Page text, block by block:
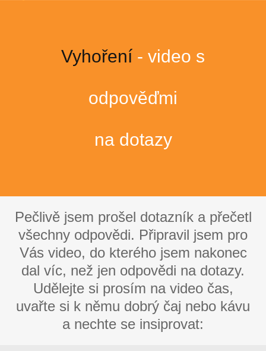
Vyhoření - video s
odpověďmi
na dotazy
Pečlivě jsem prošel dotazník a přečetl
všechny odpovědi. Připravil jsem pro
Vás video, do kterého jsem nakonec
dal víc, než jen odpovědi na dotazy.
Udělejte si prosím na video čas,
uvařte si k němu dobrý čaj nebo kávu
a nechte se insiprovat: